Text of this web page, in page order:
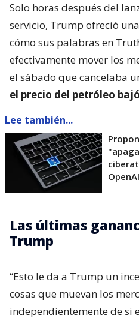
Solo horas después del
servicio, Trump ofreció
cómo sus palabras en
efectivamente mover los
el sábado que cancelaba
el precio del petróleo
Lee también...
OpenAI
Las últimas
Trump
“Esto le da a Trump un
cosas que muevan los
independientemente de si